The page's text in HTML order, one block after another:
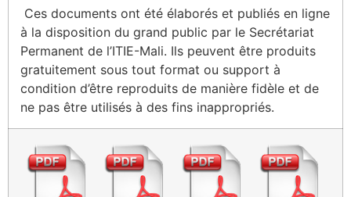
Ces documents ont été élaborés et publiés en ligne
à la disposition du grand public par le Secrétariat
Permanent de l’ITIE-Mali. Ils peuvent être produits
gratuitement sous tout format ou support à
condition d’être reproduits de manière fidèle et de
ne pas être utilisés à des fins inappropriés.